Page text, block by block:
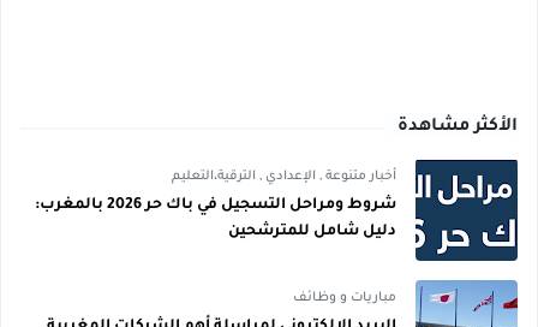
الأكثر مشاهدة
أخبار متنوعة , الإعدادي , الترقية،التعليم
شروط ومراحل التسجيل في باك حر 2026 بالمغرب:
دليل شامل للمترشحين
مباريات و وظائف